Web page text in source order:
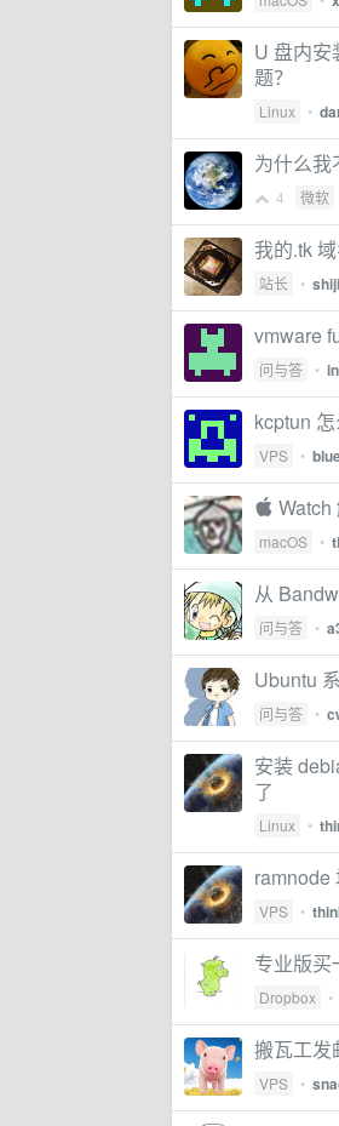
U 盘内安
题？
Linux •
为什么我
4 微软
我的.tk
站长 •
vmware
问与答 •
kcptun 怎
VPS •
 Watch
macOS •
从
问与答 •
Ubuntu
问与答 •
安装
了
Linux •
ramnode
VPS •
专业版买
Dropbox •
搬瓦工发
VPS •